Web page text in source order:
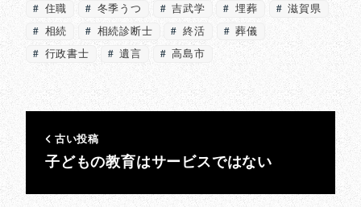
住職 冬季うつ 吉武学 埋葬
滋賀県
相続
相続診断士 終活
葬儀
行政書士
遺言 高島市
古い投稿
子どもの教育はサービスではない